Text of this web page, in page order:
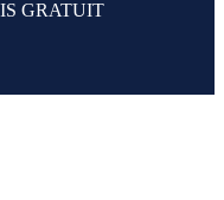
GRATUIT